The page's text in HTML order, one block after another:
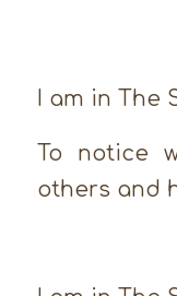
I am in The
To notice
others and